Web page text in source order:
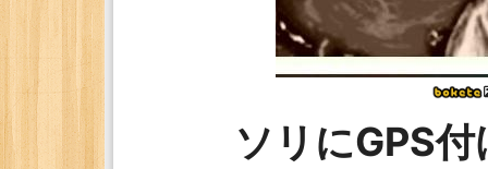
ソリにGPS